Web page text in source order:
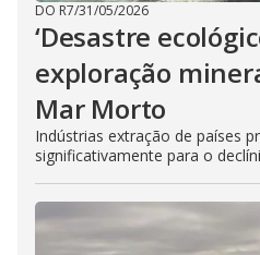
DO R7/31/05/2026
‘Desastre
exploração
Mar Morto
Indústrias extração de países
significativamente para o